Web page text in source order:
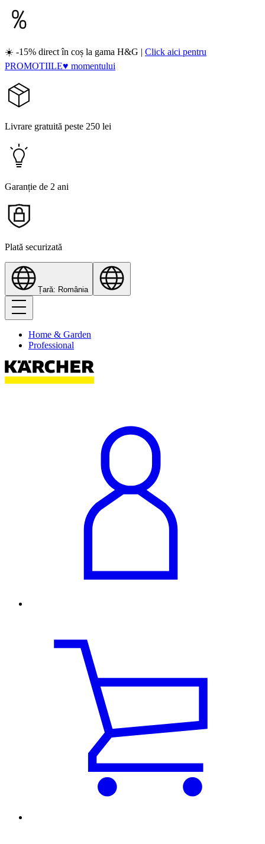
☀️ -15% direct în coș la gama H&G | Click aici pentru
PROMOTIILE♥ momentului
Livrare gratuită peste 250 lei
Garanție de 2 ani
Plată securizată
Țară: România
Home & Garden
Professional